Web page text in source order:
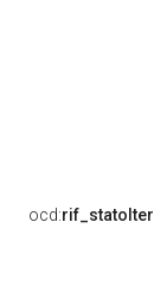
ocd:rif_statoIter